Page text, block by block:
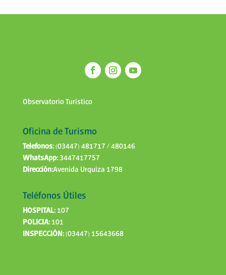
Observatorio Turístico
Oficina de Turismo
Telefonos:(03447) 481717 / 480146
WhatsApp:3447417757
Dirección:Avenida Urquiza 1798
Teléfonos Útiles
HOSPITAL:107
POLICIA:101
INSPECCIÓN:(03447) 15643668